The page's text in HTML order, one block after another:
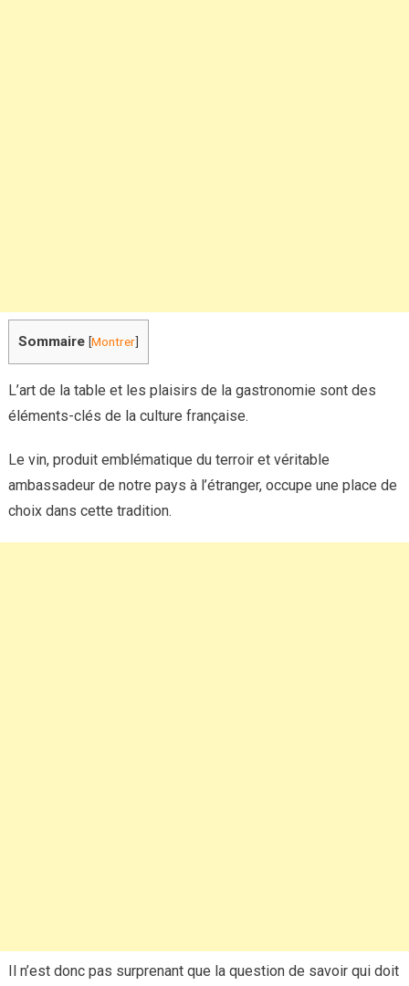
Sommaire [Montrer]
L’art de la table et les plaisirs de la gastronomie sont des
éléments-clés de la culture française.
Le vin, produit emblématique du terroir et véritable
ambassadeur de notre pays à l’étranger, occupe une place de
choix dans cette tradition.
Il n’est donc pas surprenant que la question de savoir qui doit